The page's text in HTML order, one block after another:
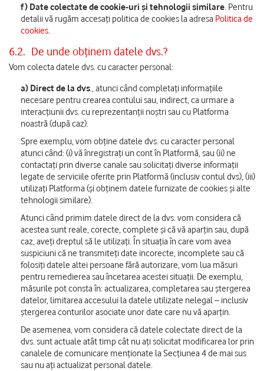
f) Date colectate de cookie-uri și tehnologii similare. Pentru
detalii vă rugăm accesați politica de cookies la adresa Politica de
cookies.
6.2. De unde obținem datele dvs.?
Vom colecta datele dvs. cu caracter personal:
a) Direct de la dvs., atunci când completați informațiile
necesare pentru crearea contului sau, indirect, ca urmare a
interacțiunii dvs. cu reprezentanții noștri sau cu Platforma
noastră (după caz).
Spre exemplu, vom obține datele dvs. cu caracter personal
atunci când: (i) vă înregistrați un cont în Platformă, sau (ii) ne
contactați prin diverse canale sau solicitați diverse informații
legate de serviciile oferite prin Platformă (inclusiv contul dvs), (iii)
utilizați Platforma (și obținem datele furnizate de cookies și alte
tehnologii similare).
Atunci când primim datele direct de la dvs. vom considera că
acestea sunt reale, corecte, complete și că vă aparțin sau, după
caz, aveți dreptul să le utilizați. În situația în care vom avea
suspiciuni că ne transmiteți date incorecte, incomplete sau că
folosiți datele altei persoane fără autorizare, vom lua măsuri
pentru remedierea sau încetarea acestei situații. De exemplu,
măsurile pot consta în: actualizarea, completarea sau ștergerea
datelor, limitarea accesului la datele utilizate nelegal – inclusiv
ștergerea conturilor asociate unor date care nu vă aparțin.
De asemenea, vom considera că datele colectate direct de la
dvs. sunt actuale atât timp cât nu ați solicitat modificarea lor prin
canalele de comunicare menționate la Secțiunea 4 de mai sus
sau nu ați actualizat personal datele.